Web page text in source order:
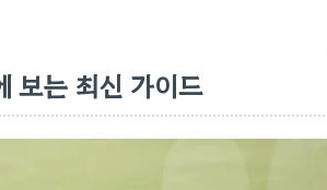
보는 최신 가이드